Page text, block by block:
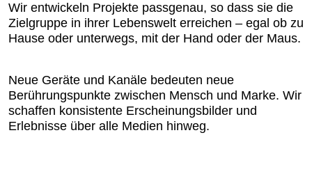
Wir entwickeln Projekte passgenau, so dass sie die
Zielgruppe in ihrer Lebenswelt erreichen – egal ob zu
Hause oder unterwegs, mit der Hand oder der Maus.
Neue Geräte und Kanäle bedeuten neue
Berührungspunkte zwischen Mensch und Marke. Wir
schaffen konsistente Erscheinungsbilder und
Erlebnisse über alle Medien hinweg.